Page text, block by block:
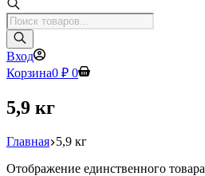
Поиск
товаров
Вход
Корзина0 ₽ 0
5,9 кг
Главная 5,9 кг
Отображение единственного товара